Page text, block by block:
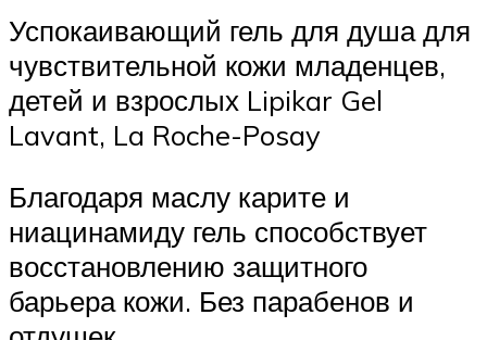
Успокаивающий гель для душа для
чувствительной кожи младенцев,
детей и взрослых Lipikar Gel
Lavant, La Roche-Posay
Благодаря маслу карите и
ниацинамиду гель способствует
восстановлению защитного
барьера кожи. Без парабенов и